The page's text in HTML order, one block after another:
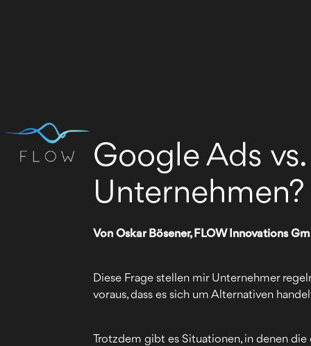
Google Ads
Unternehmen?
Von Oskar Bösener, FLOW Innovations
Diese Frage stellen mir Unternehmer
voraus, dass es sich um Alternativen
Trotzdem gibt es Situationen, in denen